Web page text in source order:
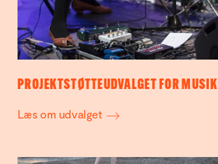
PROJEKTSTØTTEUDVALGET FOR MUSIK
Læs om udvalget